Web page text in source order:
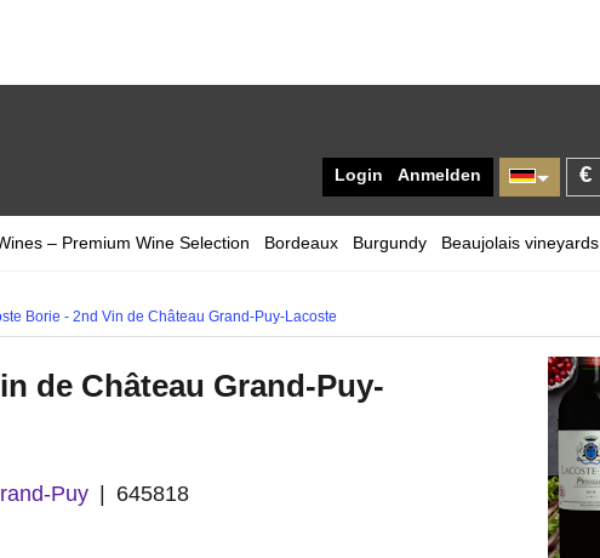
€
Login Anmelden
– Premium Wine Selection Bordeaux Burgundy Beaujolais vineyards
Borie - 2nd Vin de Château Grand-Puy-Lacoste
de Château Grand-Puy-
Puy 645818